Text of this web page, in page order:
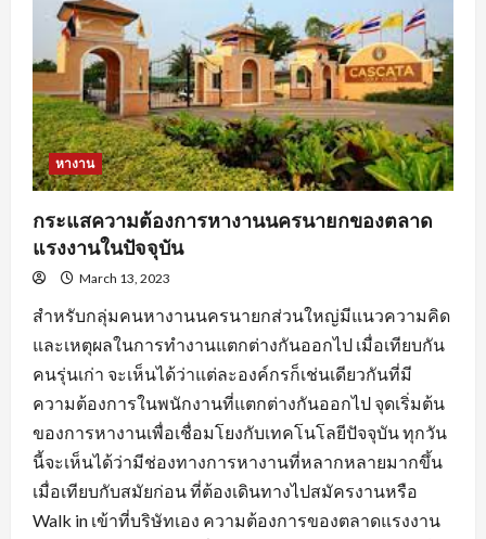
หา
งาน
บัญชี
ตลอด
จน
การ
หา
ข้อมูล
จาก
แหล่ง
ต่างๆ
หางาน
กระแสความต้องการหางานนครนายกของตลาด
แรงงานในปัจจุบัน
March 13, 2023
สำหรับกลุ่มคนหางานนครนายกส่วนใหญ่มีแนวความคิด
และเหตุผลในการทำงานแตกต่างกันออกไป เมื่อเทียบกัน
คนรุ่นเก่า จะเห็นได้ว่าแต่ละองค์กรก็เช่นเดียวกันที่มี
ความต้องการในพนักงานที่แตกต่างกันออกไป จุดเริ่มต้น
ของการหางานเพื่อเชื่อมโยงกับเทคโนโลยีปัจจุบัน ทุกวัน
นี้จะเห็นได้ว่ามีช่องทางการหางานที่หลากหลายมากขึ้น
เมื่อเทียบกับสมัยก่อน ที่ต้องเดินทางไปสมัครงานหรือ
Walk in เข้าที่บริษัทเอง ความต้องการของตลาดแรงงาน